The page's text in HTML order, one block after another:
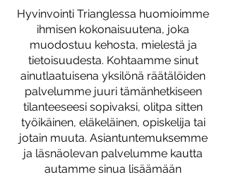
Hyvinvointi Trianglessa huomioimme
ihmisen kokonaisuutena, joka
muodostuu kehosta, mielestä ja
tietoisuudesta. Kohtaamme sinut
ainutlaatuisena yksilönä räätälöiden
palvelumme juuri tämänhetkiseen
tilanteeseesi sopivaksi, olitpa sitten
työikäinen, eläkeläinen, opiskelija tai
jotain muuta. Asiantuntemuksemme
ja läsnäolevan palvelumme kautta
autamme sinua lisäämään